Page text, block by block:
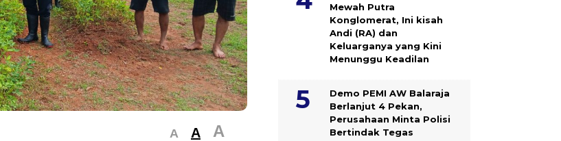
A A A
Mewah Putra
Konglomerat, Ini kisah
Andi (RA) dan
Keluarganya yang Kini
Menunggu Keadilan
Demo PEMI AW Balaraja
Berlanjut 4 Pekan,
Perusahaan Minta Polisi
Bertindak Tegas